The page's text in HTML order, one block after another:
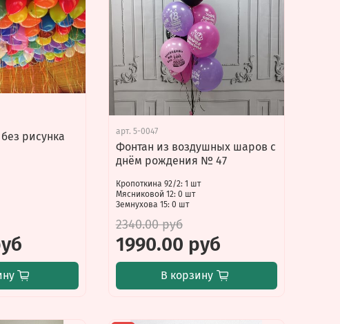
рисунка
арт. 5-0047
Фонтан из воздушных шаров с
днём рождения № 47
Кропоткина 92/2: 1 шт
Мясниковой 12: 0 шт
Земнухова 15: 0 шт
2340.00 руб
1990.00 руб
В корзину